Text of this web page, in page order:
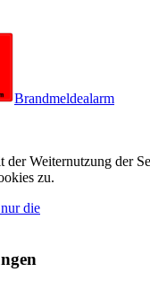
Brandmeldealarm
Weiternutzung der
zu.
die